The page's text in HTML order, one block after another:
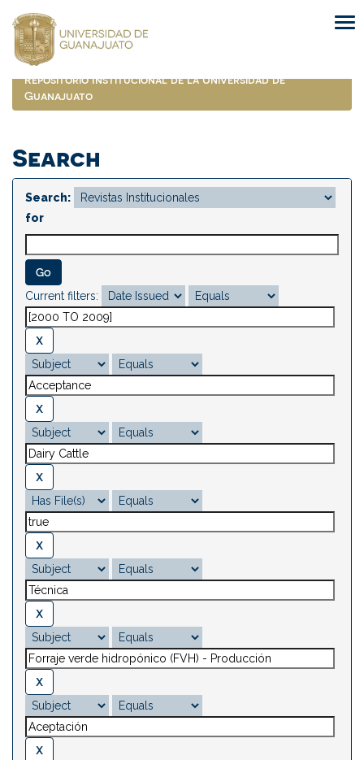
navigation
Repositorio Institucional de la Universidad de
Guanajuato
Search
Search:
for
Current filters: